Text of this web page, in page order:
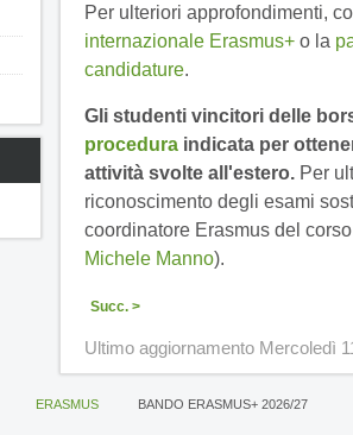
Per ulteriori approfondimenti,
internazionale Erasmus+ o la
candidature.
Gli studenti vincitori delle
procedura indicata per
attività svolte all'estero. Per
riconoscimento degli esami
coordinatore Erasmus del
Michele Manno).
Succ. >
Ultimo aggiornamento Mercoledì
ERASMUS BANDO ERASMUS+ 2026/27